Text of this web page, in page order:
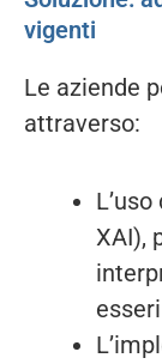
vigenti
Le aziende
attraverso:
XAI),